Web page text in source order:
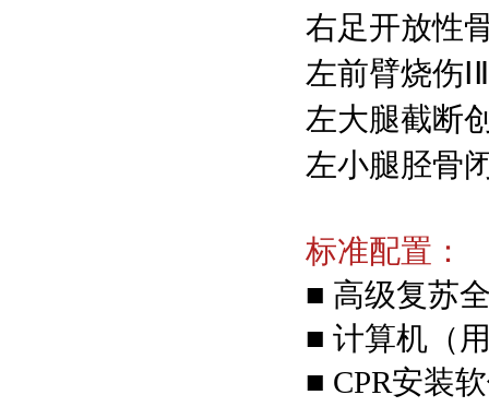
右足开放性
左前臂烧伤
左大腿截断
左小腿胫骨
标准配置：
■ 高级复苏
■ 计算机（
■ CPR安装